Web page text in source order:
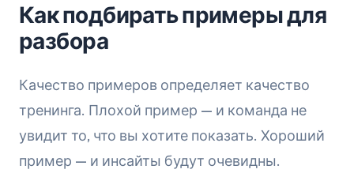
Как подбирать примеры для
разбора
Качество примеров определяет качество
тренинга. Плохой пример — и команда не
увидит то, что вы хотите показать. Хороший
пример — и инсайты будут очевидны.